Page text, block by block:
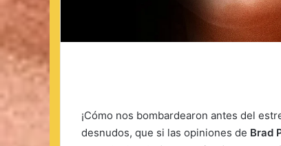
¡Cómo nos bombardearon antes del
desnudos, que si las opiniones de Brad